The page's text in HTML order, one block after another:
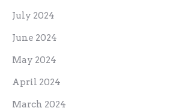
July 2024
June 2024
May 2024
April 2024
March 2024